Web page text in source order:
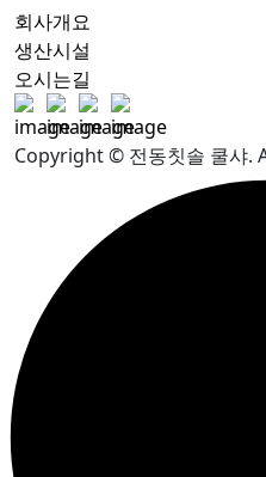
회사개요
생산시설
오시는길
Copyright © 전동칫솔 쿨샤.